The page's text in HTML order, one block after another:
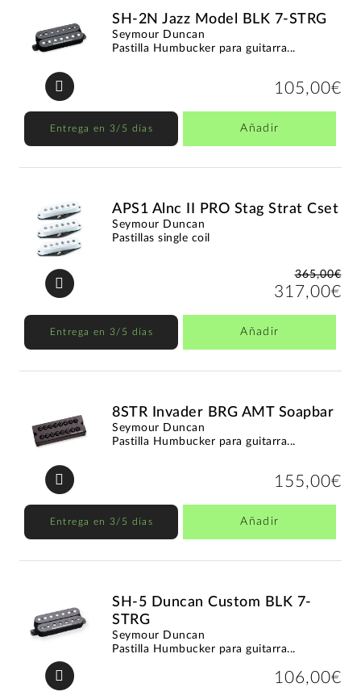
SH-2N Jazz Model BLK 7-STRG
Seymour Duncan
Pastilla Humbucker para guitarra...
105,00€
Entrega en 3/5 días Añadir
APS1 Alnc II PRO Stag Strat Cset
Seymour Duncan
Pastillas single coil
365,00€
317,00€
Entrega en 3/5 días Añadir
8STR Invader BRG AMT Soapbar
Seymour Duncan
Pastilla Humbucker para guitarra...
155,00€
Entrega en 3/5 días Añadir
SH-5 Duncan Custom BLK 7-
STRG
Seymour Duncan
Pastilla Humbucker para guitarra...
106,00€